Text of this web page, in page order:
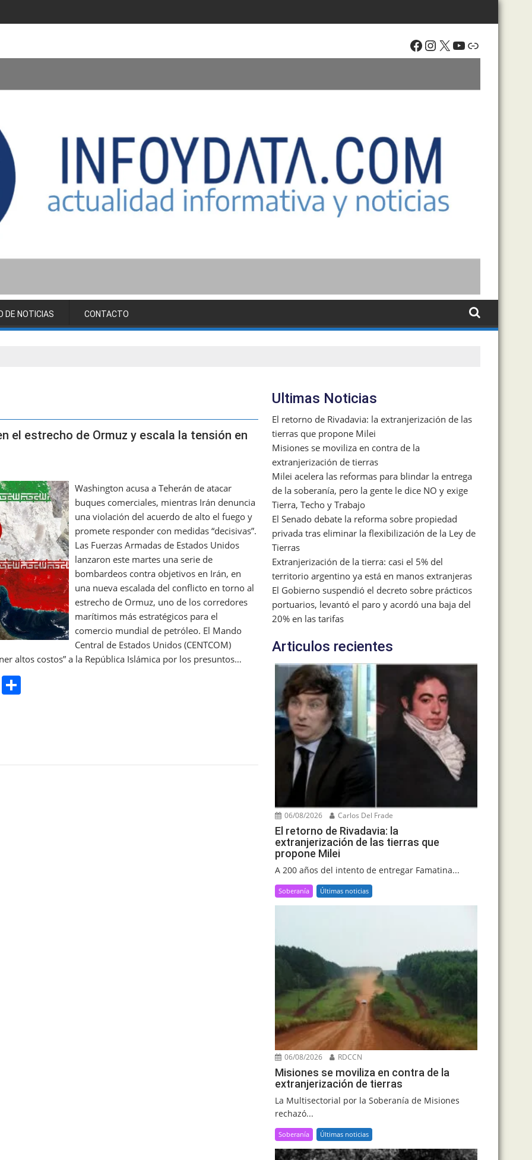
Facebook
Instagram
X YouTube
Enlace
DE NOTICIAS CONTACTO
el estrecho de Ormuz y escala la tensión en
Washington acusa a Teherán de atacar
buques comerciales, mientras Irán denuncia
una violación del acuerdo de alto el fuego y
promete responder con medidas “decisivas”.
Las Fuerzas Armadas de Estados Unidos
lanzaron este martes una serie de
bombardeos contra objetivos en Irán, en
una nueva escalada del conflicto en torno al
estrecho de Ormuz, uno de los corredores
marítimos más estratégicos para el
comercio mundial de petróleo. El Mando
Central de Estados Unidos (CENTCOM)
altos costos” a la República Islámica por los presuntos…
Pr
Ultimas Noticias
El retorno de Rivadavia: la extranjerización de las
tierras que propone Milei
Misiones se moviliza en contra de la
extranjerización de tierras
Milei acelera las reformas para blindar la entrega
de la soberanía, pero la gente le dice NO y exige
Tierra, Techo y Trabajo
El Senado debate la reforma sobre propiedad
privada tras eliminar la flexibilización de la Ley de
Tierras
Extranjerización de la tierra: casi el 5% del
territorio argentino ya está en manos extranjeras
El Gobierno suspendió el decreto sobre prácticos
portuarios, levantó el paro y acordó una baja del
20% en las tarifas
Articulos recientes
06/08/2026 Carlos Del Frade
El retorno de Rivadavia: la
extranjerización de las tierras que
propone Milei
A 200 años del intento de entregar Famatina...
Soberanía Últimas noticias
06/08/2026 RDCCN
Misiones se moviliza en contra de la
extranjerización de tierras
La Multisectorial por la Soberanía de Misiones
rechazó...
Soberanía Últimas noticias